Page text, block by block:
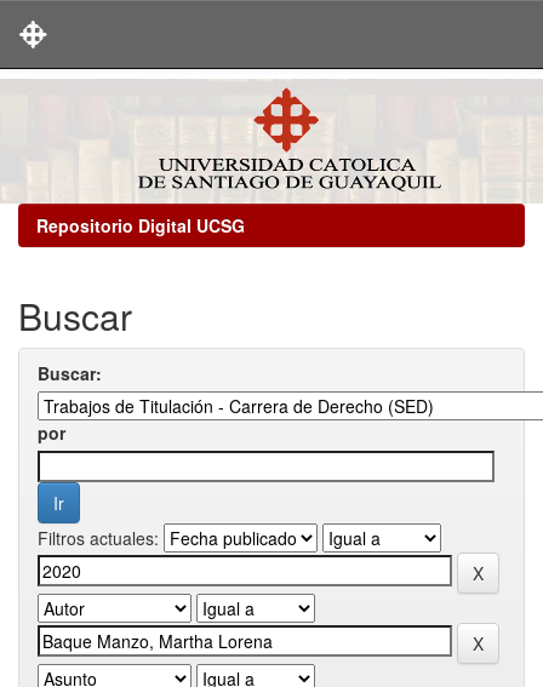
Repositorio Digital UCSG
Buscar
Buscar:
por
Filtros actuales: